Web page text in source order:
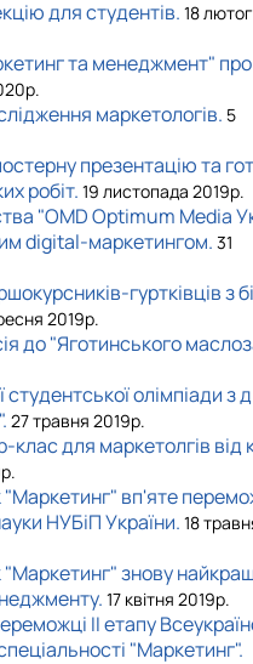
для студентів. 18
та менеджмент" про
маркетологів. 5
презентацію та гот
робіт. 19 листопада 2019р.
"OMD Optimum Media
digital-маркетингом. 31
гуртківців з бі
2019р.
до "Яготинського
студентської олімпіади з
27 травня 2019р.
для маркетолгів від
"Маркетинг" вп'яте
НУБіП України. 18
знову
17 квітня 2019р.
II етапу
"Маркетинг".